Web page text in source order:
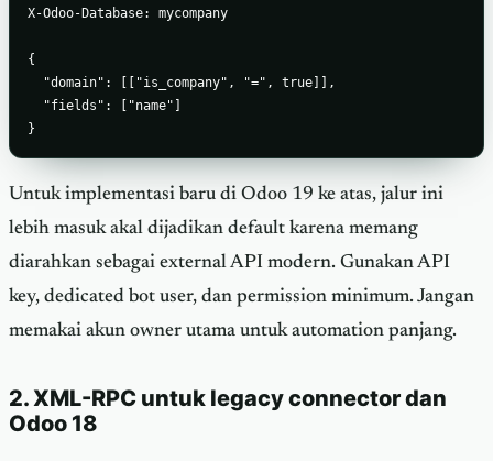
X-Odoo-Database: mycompany
{
  "domain": [["is_company", "=", true]],
  "fields": ["name"]
}
Untuk implementasi baru di Odoo 19 ke atas, jalur ini
lebih masuk akal dijadikan default karena memang
diarahkan sebagai external API modern. Gunakan API
key, dedicated bot user, dan permission minimum. Jangan
memakai akun owner utama untuk automation panjang.
2. XML-RPC untuk legacy connector dan
Odoo 18